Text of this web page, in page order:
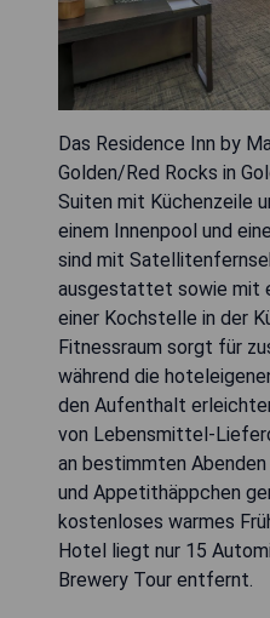
Das Residence Inn by
Golden/Red Rocks in
Suiten mit Küchenzeile
einem Innenpool und
sind mit
ausgestattet sowie mit
einer Kochstelle in der
Fitnessraum sorgt für
während die
den Aufenthalt
von Lebensmittel-
an bestimmten
und Appetithäppchen
kostenloses warmes
Hotel liegt nur 15
Brewery Tour entfernt.